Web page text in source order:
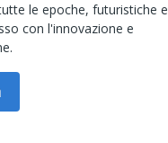
le epoche, futuristiche e
con l'innovazione e